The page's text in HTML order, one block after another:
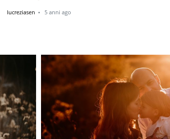
lucreziasen 5 anni ago